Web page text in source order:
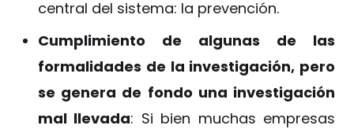
central del sistema: la prevención.
Cumplimiento de algunas de las
formalidades de la investigación, pero
se genera de fondo una investigación
mal llevada: Si bien muchas empresas